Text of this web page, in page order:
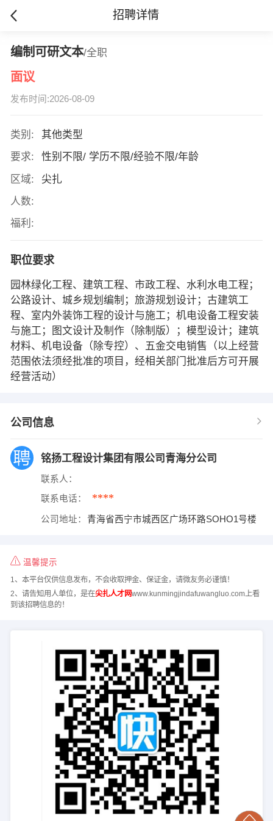
招聘详情
编制可研文本/全职
面议
发布时间:2026-08-09
类别:
其他类型
要求:
性别不限/ 学历不限/经验不限/年龄
区域:
尖扎
人数:
福利:
职位要求
园林绿化工程、建筑工程、市政工程、水利水电工程；
公路设计、城乡规划编制；旅游规划设计；古建筑工
程、室内外装饰工程的设计与施工；机电设备工程安装
与施工；图文设计及制作（除制版）；模型设计；建筑
材料、机电设备（除专控）、五金交电销售（以上经营
范围依法须经批准的项目，经相关部门批准后方可开展
经营活动）
公司信息
铭扬工程设计集团有限公司青海分公司
联系人：
联系电话： ****
公司地址： 青海省西宁市城西区广场环路SOHO1号楼
温馨提示
1、本平台仅供信息发布，不会收取押金、保证金，请微友务必谨慎！
2、请告知用人单位，是在尖扎人才网www.kunmingjindafuwangluo.com上看
到该招聘信息的！